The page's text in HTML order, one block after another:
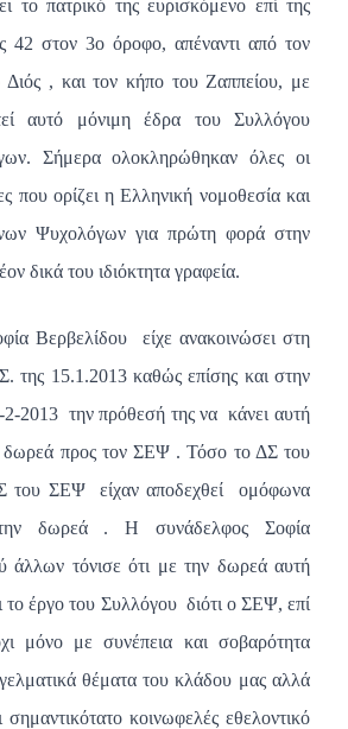
το πατρικό της ευρισκόμενο επί της
42 στον 3ο όροφο, απέναντι από τον
, και τον κήπο του Ζαππείου, με
αυτό μόνιμη έδρα του Συλλόγου
Σήμερα ολοκληρώθηκαν όλες οι
που ορίζει η Ελληνική νομοθεσία και
Ψυχολόγων για πρώτη φορά στην
δικά του ιδιόκτητα γραφεία.
Βερβελίδου είχε ανακοινώσει στη
της 15.1.2013 καθώς επίσης και στην
2013 την πρόθεσή της να κάνει αυτή
δωρεά προς τον ΣΕΨ . Τόσο το ΔΣ του
του ΣΕΨ είχαν αποδεχθεί ομόφωνα
δωρεά . Η συνάδελφος Σοφία
άλλων τόνισε ότι με την δωρεά αυτή
το έργο του Συλλόγου διότι ο ΣΕΨ, επί
μόνο με συνέπεια και σοβαρότητα
θέματα του κλάδου μας αλλά
σημαντικότατο κοινωφελές εθελοντικό